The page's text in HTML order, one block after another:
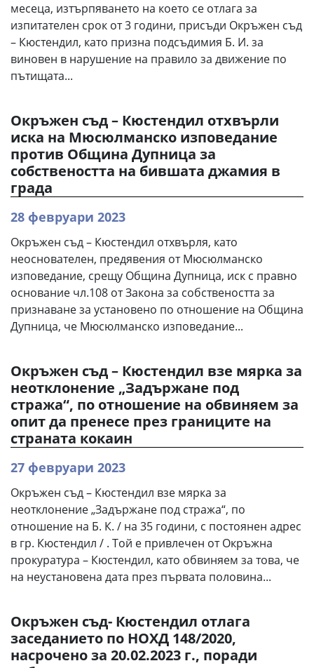
месеца, изтърпяването на което се отлага за
изпитателен срок от 3 години, присъди Окръжен съд
– Кюстендил, като призна подсъдимия Б. И. за
виновен в нарушение на правило за движение по
пътищата...
Окръжен съд – Кюстендил отхвърли
иска на Мюсюлманско изповедание
против Община Дупница за
собствеността на бившата джамия в
града
28 февруари 2023
Окръжен съд – Кюстендил отхвърля, като
неоснователен, предявения от Мюсюлманско
изповедание, срещу Община Дупница, иск с правно
основание чл.108 от Закона за собствеността за
признаване за установено по отношение на Община
Дупница, че Мюсюлманско изповедание...
Окръжен съд – Кюстендил взе мярка за
неотклонение „Задържане под
стража“, по отношение на обвиняем за
опит да пренесе през границите на
страната кокаин
27 февруари 2023
Окръжен съд – Кюстендил взе мярка за
неотклонение „Задържане под стража“, по
отношение на Б. К. / на 35 години, с постоянен адрес
в гр. Кюстендил / . Той е привлечен от Окръжна
прокуратура – Кюстендил, като обвиняем за това, че
на неустановена дата през първата половина...
Окръжен съд- Кюстендил отлага
заседанието по НОХД 148/2020,
насрочено за 20.02.2023 г., поради